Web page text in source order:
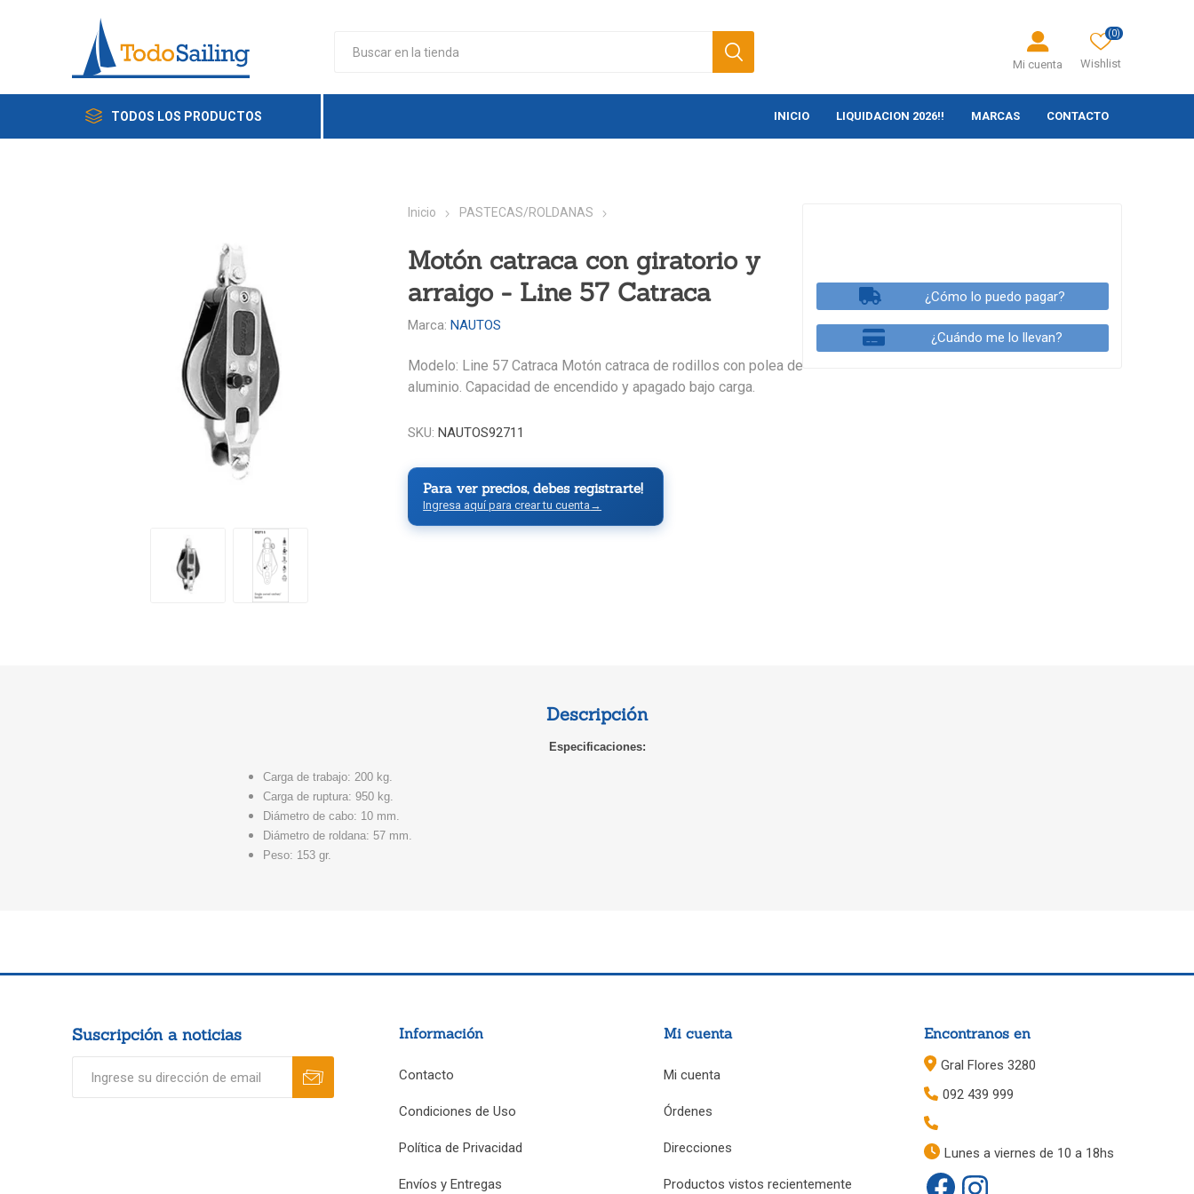
Mi cuenta Wishlist
(0)
TODOS LOS PRODUCTOS INICIO LIQUIDACION 2026!! MARCAS CONTACTO
Inicio PASTECAS/ROLDANAS
Motón catraca con giratorio y
arraigo - Line 57 Catraca
Marca: NAUTOS
Modelo: Line 57 Catraca Motón catraca de rodillos con polea de
aluminio. Capacidad de encendido y apagado bajo carga.
SKU: NAUTOS92711
Para ver precios, debes registrarte!
Ingresa aquí para crear tu cuenta →
¿Cómo lo puedo pagar?
¿Cuándo me lo llevan?
Descripción
Especificaciones:
Carga de trabajo: 200 kg.
Carga de ruptura: 950 kg.
Diámetro de cabo: 10 mm.
Diámetro de roldana: 57 mm.
Peso: 153 gr.
Suscripción a noticias Información
Contacto
Condiciones de Uso
Política de Privacidad
Envíos y Entregas
Mi cuenta
Mi cuenta
Órdenes
Direcciones
Productos vistos recientemente
Encontranos en
Gral Flores 3280
092 439 999
Lunes a viernes de 10 a 18hs